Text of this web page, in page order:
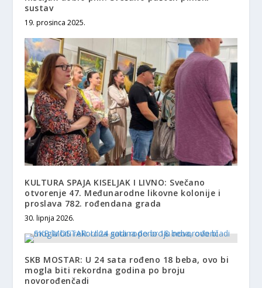
sustav
19. prosinca 2025.
KULTURA SPAJA KISELJAK I LIVNO: Svečano
otvorenje 47. Međunarodne likovne kolonije i
proslava 782. rođendana grada
30. lipnja 2026.
SKB MOSTAR: U 24 sata rođeno 18 beba, ovo bi
mogla biti rekordna godina po broju
novorođenčadi